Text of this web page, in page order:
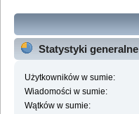
Statystyki generalne
Użytkowników w sumie:
Wiadomości w sumie:
Wątków w sumie: